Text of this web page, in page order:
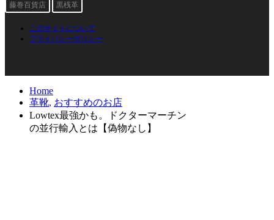
藤巻百貨店 黒桟革
このサイトについて
プライバシーポリシー
Home
革靴, おすすめのお店
Lowtex最強かも。ドクターマーチン
の並行輸入とは【偽物なし】